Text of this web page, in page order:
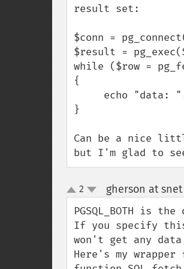
result set:
$conn =
$result =
while ($row =
{
}
Can be a nice
but I'm glad to
up
down
2 gherson at
PGSQL_BOTH is
If you specify
won't get any
Here's my